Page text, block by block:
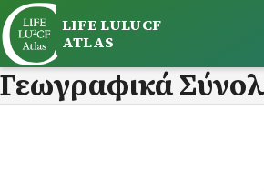
LIFE LULUCF
ATLAS
Γεωγραφικά